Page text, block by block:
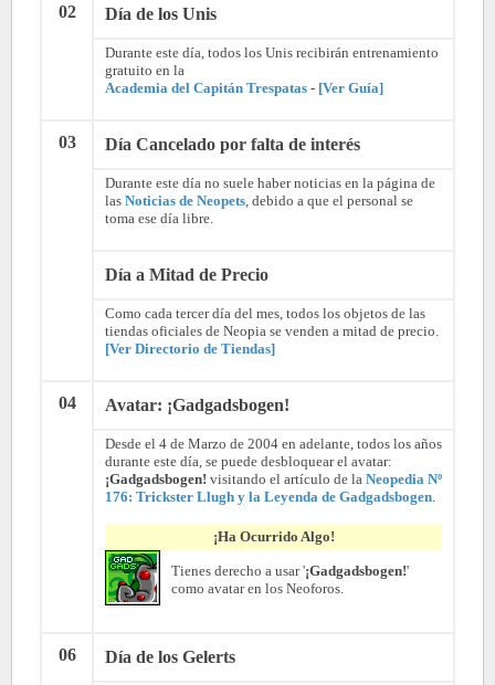
02 Día de los Unis
Durante este día, todos los Unis recibirán entrenamiento
gratuito en la
Academia del Capitán Trespatas - [Ver Guía]
03 Día Cancelado por falta de interés
Durante este día no suele haber noticias en la página de
las Noticias de Neopets , debido a que el personal se
toma ese día libre.
Día a Mitad de Precio
Como cada tercer día del mes, todos los objetos de las
tiendas oficiales de Neopia se venden a mitad de precio.
[Ver Directorio de Tiendas]
04 Avatar: ¡Gadgadsbogen!
Desde el 4 de Marzo de 2004 en adelante, todos los años
durante este día, se puede desbloquear el avatar:
¡Gadgadsbogen! visitando el artículo de la Neopedia Nº
176: Trickster Llugh y la Leyenda de Gadgadsbogen
¡Ha Ocurrido Algo!
Tienes derecho a usar '¡Gadgadsbogen!'
como avatar en los Neoforos.
06 Día de los Gelerts